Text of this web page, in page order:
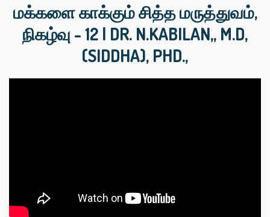
மக்களை காக்கும் சித்த மருத்துவம்,
நிகழ்வு - 12 | DR. N.KABILAN,, M.D,
(SIDDHA), PHD.,